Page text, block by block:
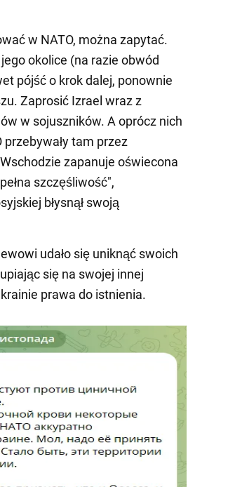
w NATO, można zapytać.
okolice (na razie obwód
pójść o krok dalej, ponownie
Zaprosić Izrael wraz z
w sojuszników. A oprócz nich
tam przez
zapanuje oświecona
szczęśliwość",
błysnął swoją
udało się uniknąć swoich
się na swojej innej
prawa do istnienia.